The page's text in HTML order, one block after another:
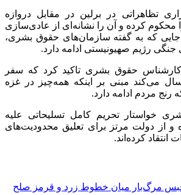
تظاهراتی در برلین در مقابل دروازه
محکوم کرده و آن را نشانه‌ای از عادی‌سازی
جایی که به گفته سازمان‌های حقوق بشری،
رژیم صهیونیستی ادامه دارد.
کارشناس حقوق بشری تاکید کرد که سفر
می‌کند مبنی بر اینکه همه‌چیز در غزه
مردم ادامه دارد.
خواستار تحریم کامل تسلیحاتی علیه
و از دولت مرتز برای تعلیق محدودیت‌های
کرده‌اند.
مرگ‌بار میان خطوط زرد و قرمز صلح